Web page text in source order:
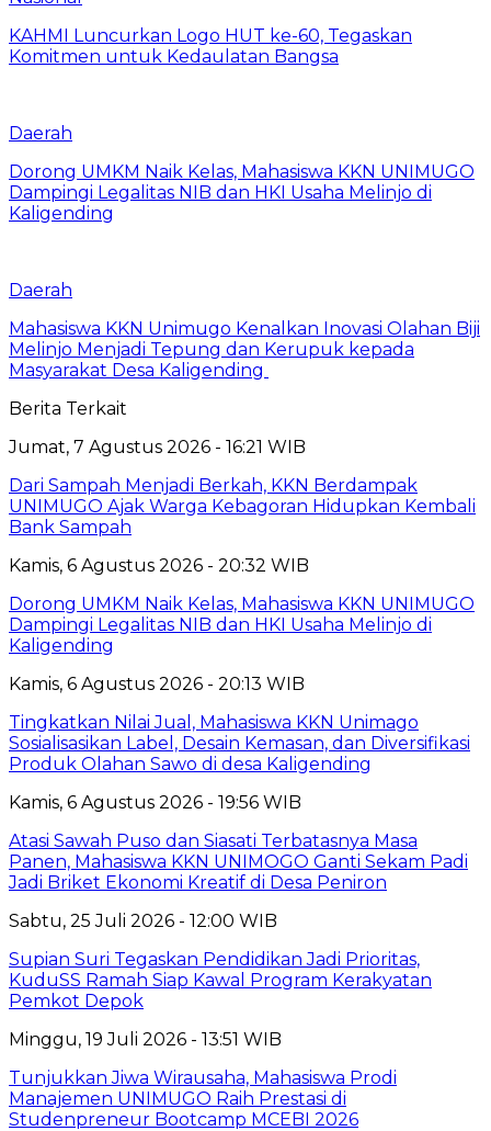
KAHMI Luncurkan Logo HUT ke-60, Tegaskan
Komitmen untuk Kedaulatan Bangsa
Daerah
Dorong UMKM Naik Kelas, Mahasiswa KKN UNIMUGO
Dampingi Legalitas NIB dan HKI Usaha Melinjo di
Kaligending
Daerah
Mahasiswa KKN Unimugo Kenalkan Inovasi Olahan Biji
Melinjo Menjadi Tepung dan Kerupuk kepada
Masyarakat Desa Kaligending
Berita Terkait
Jumat, 7 Agustus 2026 - 16:21 WIB
Dari Sampah Menjadi Berkah, KKN Berdampak
UNIMUGO Ajak Warga Kebagoran Hidupkan Kembali
Bank Sampah
Kamis, 6 Agustus 2026 - 20:32 WIB
Dorong UMKM Naik Kelas, Mahasiswa KKN UNIMUGO
Dampingi Legalitas NIB dan HKI Usaha Melinjo di
Kaligending
Kamis, 6 Agustus 2026 - 20:13 WIB
Tingkatkan Nilai Jual, Mahasiswa KKN Unimago
Sosialisasikan Label, Desain Kemasan, dan Diversifikasi
Produk Olahan Sawo di desa Kaligending
Kamis, 6 Agustus 2026 - 19:56 WIB
Atasi Sawah Puso dan Siasati Terbatasnya Masa
Panen, Mahasiswa KKN UNIMOGO Ganti Sekam Padi
Jadi Briket Ekonomi Kreatif di Desa Peniron
Sabtu, 25 Juli 2026 - 12:00 WIB
Supian Suri Tegaskan Pendidikan Jadi Prioritas,
KuduSS Ramah Siap Kawal Program Kerakyatan
Pemkot Depok
Minggu, 19 Juli 2026 - 13:51 WIB
Tunjukkan Jiwa Wirausaha, Mahasiswa Prodi
Manajemen UNIMUGO Raih Prestasi di
Studenpreneur Bootcamp MCEBI 2026